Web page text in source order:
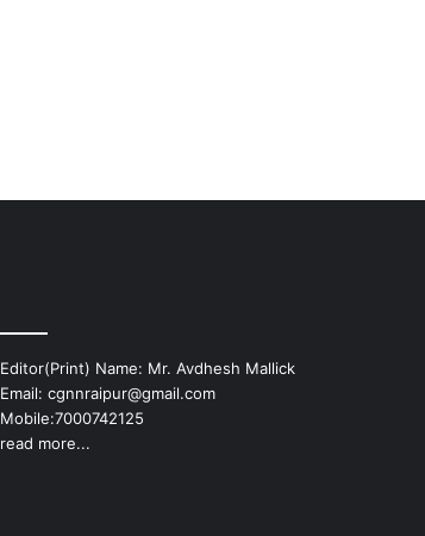
Editor(Print) Name: Mr. Avdhesh Mallick
Email: cgnnraipur@gmail.com
Mobile:7000742125
read more...